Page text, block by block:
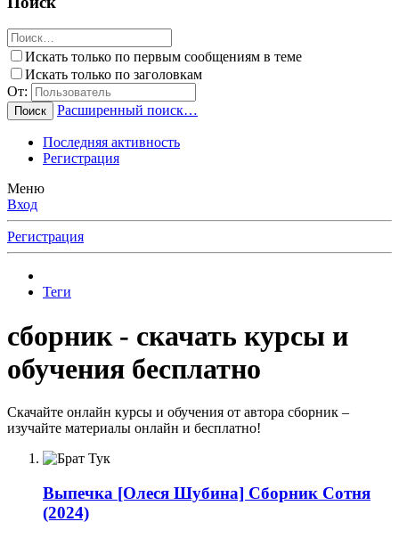
Искать только по первым сообщениям в теме
Искать только по заголовкам
От:
Поиск Расширенный поиск…
Последняя активность
Регистрация
Меню
Вход
Регистрация
Теги
сборник - скачать курсы и
обучения бесплатно
Скачайте онлайн курсы и обучения от автора сборник –
изучайте материалы онлайн и бесплатно!
Выпечка [Олеся Шубина] Сборник Сотня
(2024)